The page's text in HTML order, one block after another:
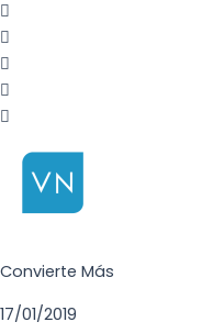
Convierte Más
17/01/2019